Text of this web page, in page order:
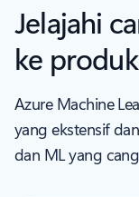
Jelajahi
ke
Azure Machine
yang ekstensif
dan ML yang